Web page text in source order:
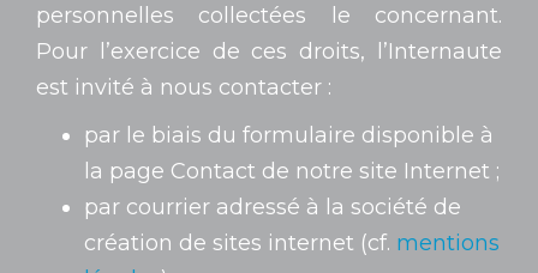
personnelles collectées le concernant.
Pour l’exercice de ces droits, l’Internaute
est invité à nous contacter :
par le biais du formulaire disponible à
la page Contact de notre site Internet ;
par courrier adressé à la société de
création de sites internet (cf. mentions